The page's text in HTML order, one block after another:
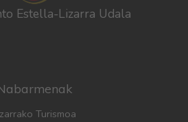
Estella-Lizarra Udala
Turismoa